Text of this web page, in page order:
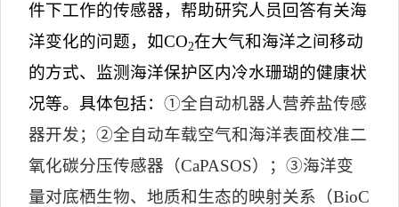
件下工作的传感器，帮助研究人员回答有关海
洋变化的问题，如CO2在大气和海洋之间移动
的方式、监测海洋保护区内冷水珊瑚的健康状
况等。具体包括：①全自动机器人营养盐传感
器开发；②全自动车载空气和海洋表面校准二
氧化碳分压传感器（CaPASOS）；③海洋变
量对底栖生物、地质和生态的映射关系（BioC